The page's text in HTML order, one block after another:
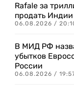
Rafale за
продать
06.08.2026 /
В МИД РФ
убытков
России
06.08.2026 /